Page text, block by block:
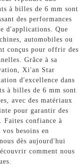
à billes de 6 mm sont
des performances
d'applications. Que
automobiles ou
conçus pour offrir des
Grâce à sa
Xi'an Star
d'excellence dans
à billes de 6 mm sont
avec des matériaux
pour garantir des
Faites confiance à
besoins en
dès aujourd'hui
comment nous